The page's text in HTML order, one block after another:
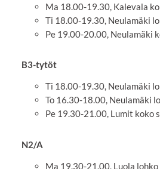
Ma 18.00-19.30, Kalevala
Ti 18.00-19.30, Neulamäki
Pe 19.00-20.00, Neulamäki
B3-tytöt
Ti 18.00-19.30, Neulamäki
To 16.30-18.00, Neulamäki
Pe 19.30-21.00, Lumit koko
N2/A
Ma 19.30-21.00, Luola lohko